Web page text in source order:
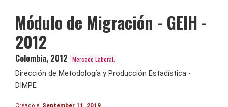
Módulo de Migración - GEIH -
2012
Colombia, 2012 Mercado Laboral.
Dirección de Metodología y Producción Estadística -
DIMPE